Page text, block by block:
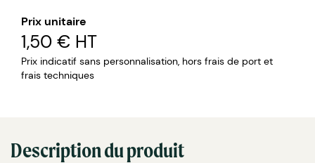
Prix unitaire
1,50 € HT
Prix indicatif sans personnalisation, hors frais de port et
frais techniques
Description du produit